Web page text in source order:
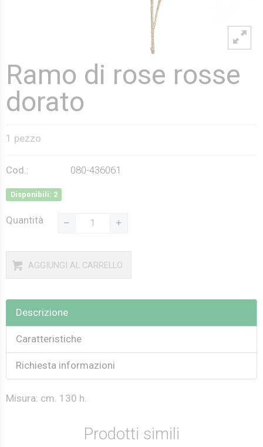
Ramo di rose rosse
dorato
1 pezzo
Cod.: 080-436061
Disponibili: 2
Quantità
AGGIUNGI AL CARRELLO
Descrizione
Caratteristiche
Richiesta informazioni
Misura: cm. 130 h.
Prodotti simili